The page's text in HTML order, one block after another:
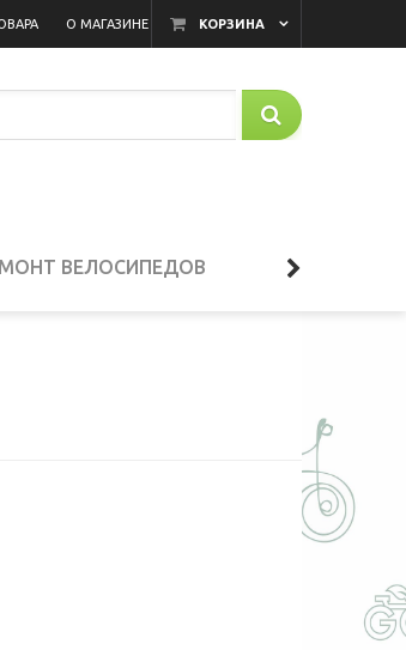
КОРЗИНА
О МАГАЗИНЕ
ВЕЛОСИПЕДОВ